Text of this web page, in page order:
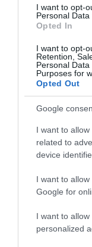
I want to opt-
Personal Data
Opted In
I want to opt-
Retention,
Personal
Purposes for
Opted Out
Google
I want to
related to
device
I want to
Google for
I want to
personalized
e Acari - 65 cm
Efficace e Sicuro
Naturali
Prodotti per animali domestici
Antiparassitari |Collari
12,34€
Cani - 8 Mesi di
contro Pulci, Zecche,
e Acari - 65 cm
Naturali (1, GRIGIO